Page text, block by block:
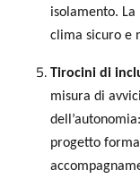
isolamento.
clima sicuro e
Tirocini di
misura di
progetto